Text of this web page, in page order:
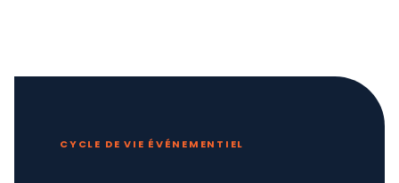
CYCLE DE VIE ÉVÉNEMENTIEL